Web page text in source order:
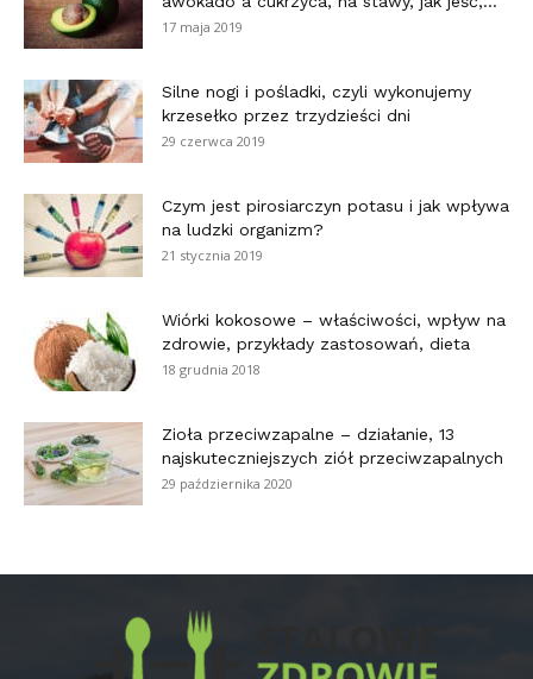
17 maja 2019
Silne nogi i pośladki, czyli wykonujemy
krzesełko przez trzydzieści dni
29 czerwca 2019
Czym jest pirosiarczyn potasu i jak wpływa
na ludzki organizm?
21 stycznia 2019
Wiórki kokosowe – właściwości, wpływ na
zdrowie, przykłady zastosowań, dieta
18 grudnia 2018
Zioła przeciwzapalne – działanie, 13
najskuteczniejszych ziół przeciwzapalnych
29 października 2020